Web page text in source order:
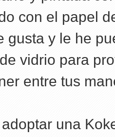
con el papel
gusta y le he
vidrio para
entre tus
una